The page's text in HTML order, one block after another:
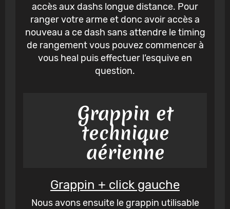
accès aux dashs longue distance. Pour
ranger votre arme et donc avoir accès a
nouveau a ce dash sans attendre le timing
de rangement vous pouvez commencer à
vous heal puis effectuer l’esquive en
question.
Grappin et
technique
aérienne
Grappin + click gauche
Nous avons ensuite le grappin utilisable